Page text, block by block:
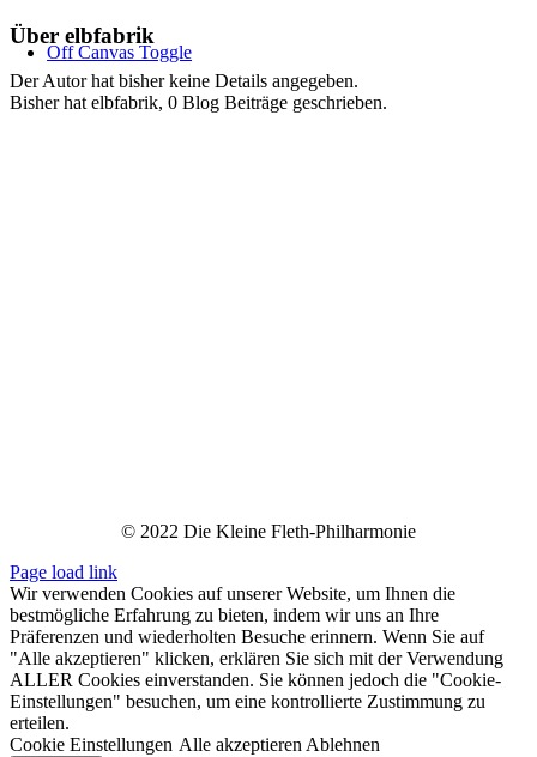
Zum
Inhalt
springen
Off Canvas Toggle
Über elbfabrik
Der Autor hat bisher keine Details angegeben.
Bisher hat elbfabrik, 0 Blog Beiträge geschrieben.
© 2022 Die Kleine Fleth-Philharmonie
Page load link
Wir verwenden Cookies auf unserer Website, um Ihnen die
bestmögliche Erfahrung zu bieten, indem wir uns an Ihre
Präferenzen und wiederholten Besuche erinnern. Wenn Sie auf
"Alle akzeptieren" klicken, erklären Sie sich mit der Verwendung
ALLER Cookies einverstanden. Sie können jedoch die "Cookie-
Einstellungen" besuchen, um eine kontrollierte Zustimmung zu
erteilen.
Cookie Einstellungen Alle akzeptierenAblehnen